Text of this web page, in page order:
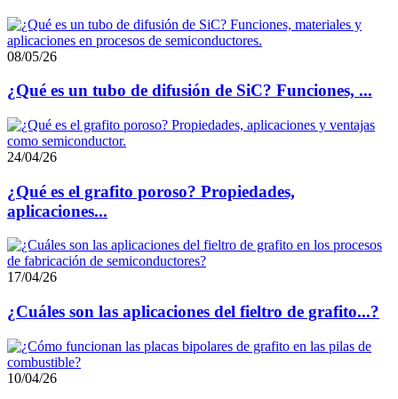
08/05/26
¿Qué es un tubo de difusión de SiC? Funciones, ...
24/04/26
¿Qué es el grafito poroso? Propiedades,
aplicaciones...
17/04/26
¿Cuáles son las aplicaciones del fieltro de grafito...?
10/04/26